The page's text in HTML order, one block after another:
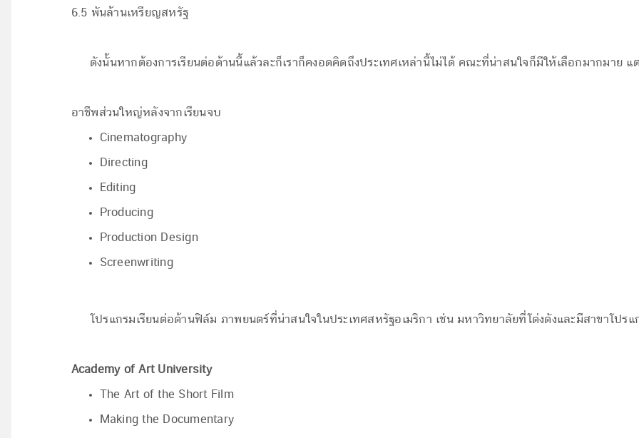
6.5 พันล้านเหรียญสหรัฐ
ดังนั้นหากต้องการเรียนต่อด้านนี้แล้วละก็เราก็คงอดคิดถึงประเทศเหล่านี้ไม่ได้ คณะที่น่าสนใจก็มีให้เลือกมากมาย
อาชีพส่วนใหญ่หลังจากเรียนจบ
Cinematography
Directing
Editing
Producing
Production Design
Screenwriting
โปรแกรมเรียนต่อด้านฟิล์ม ภาพยนตร์ที่น่าสนใจในประเทศสหรัฐอเมริกา เช่น มหาวิทยาลัยที่โด่งดังและมีสาขาโปร
Academy of Art University
The Art of the Short Film
Making the Documentary